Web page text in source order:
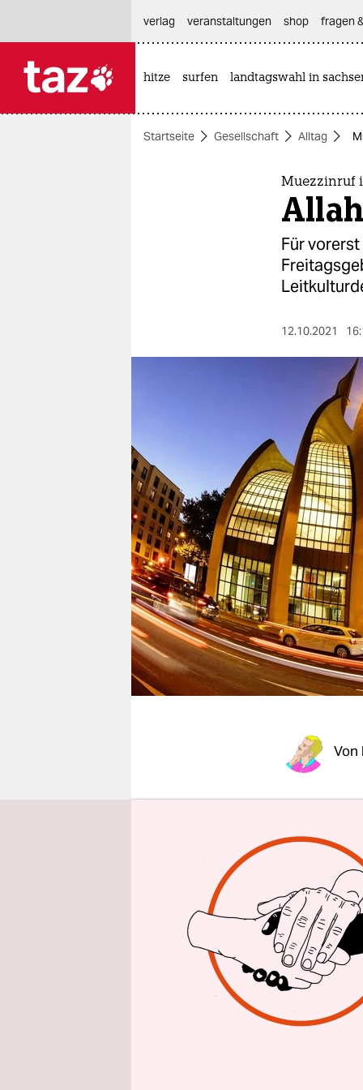
themen
verlag
verlag
veranstaltungen
shop
fragen & hilfe
unterstützen
abo
genossenschaft
verlag
veranstaltungen shop fragen
hitze surfen landtagswahl in
Startseite Gesellschaft Alltag
Muezzinruf
Für
12.10.2021
Von
Noise-
zwischen
Und
diese
An die
die
erklingen